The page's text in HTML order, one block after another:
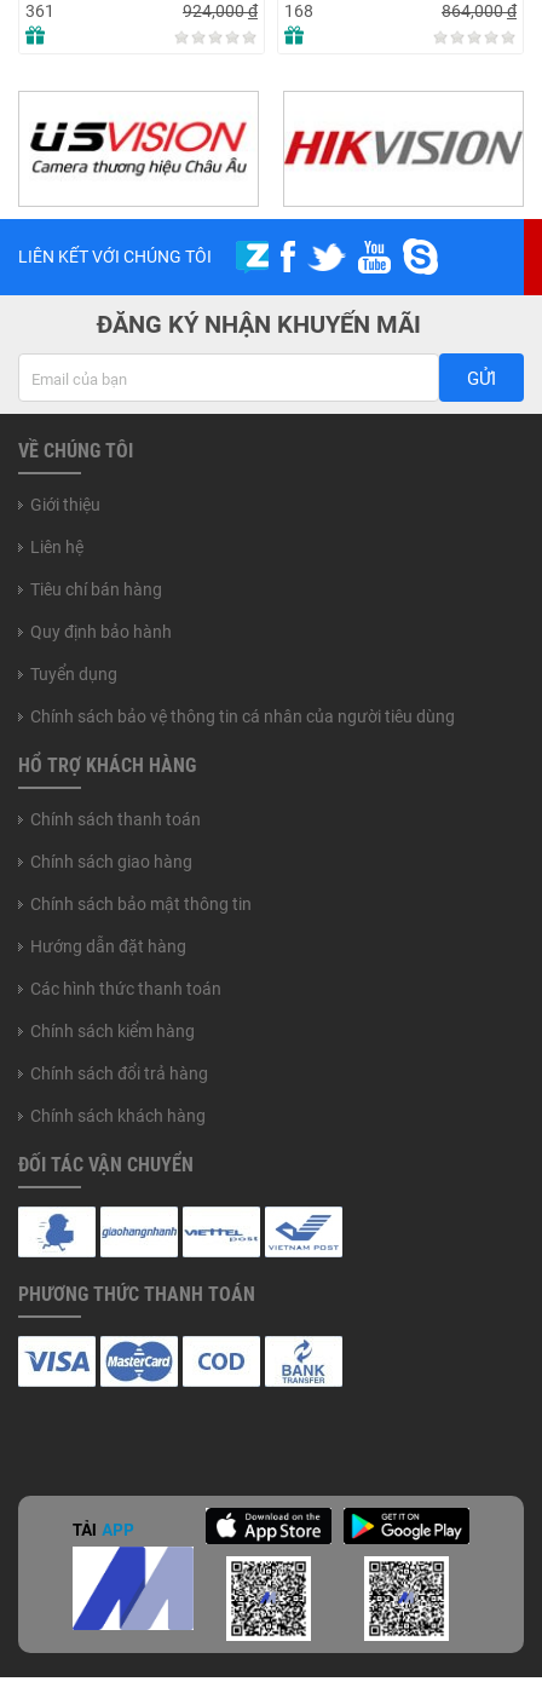
đ
| Phù Hợp Nhà & Cửa Hàng
864,000đ
LIÊN KẾT VỚI CHÚNG TÔI
ĐĂNG KÝ NHẬN KHUYẾN MÃI
GỬI
VỀ CHÚNG TÔI
Giới thiệu
Liên hệ
Tiêu chí bán hàng
Quy định bảo hành
Tuyển dụng
Chính sách bảo vệ thông tin cá nhân của người tiêu dùng
HỔ TRỢ KHÁCH HÀNG
Chính sách thanh toán
Chính sách giao hàng
Chính sách bảo mật thông tin
Hướng dẫn đặt hàng
Các hình thức thanh toán
Chính sách kiểm hàng
Chính sách đổi trả hàng
Chính sách khách hàng
ĐỐI TÁC VẬN CHUYỂN
PHƯƠNG THỨC THANH TOÁN
TẢI APP